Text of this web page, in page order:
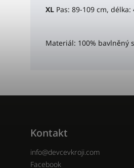
XL Pas: 89-109 cm, délka:
Materiál: 100% bavlněný
Kontakt
info@devcevkroji.com
Facebook